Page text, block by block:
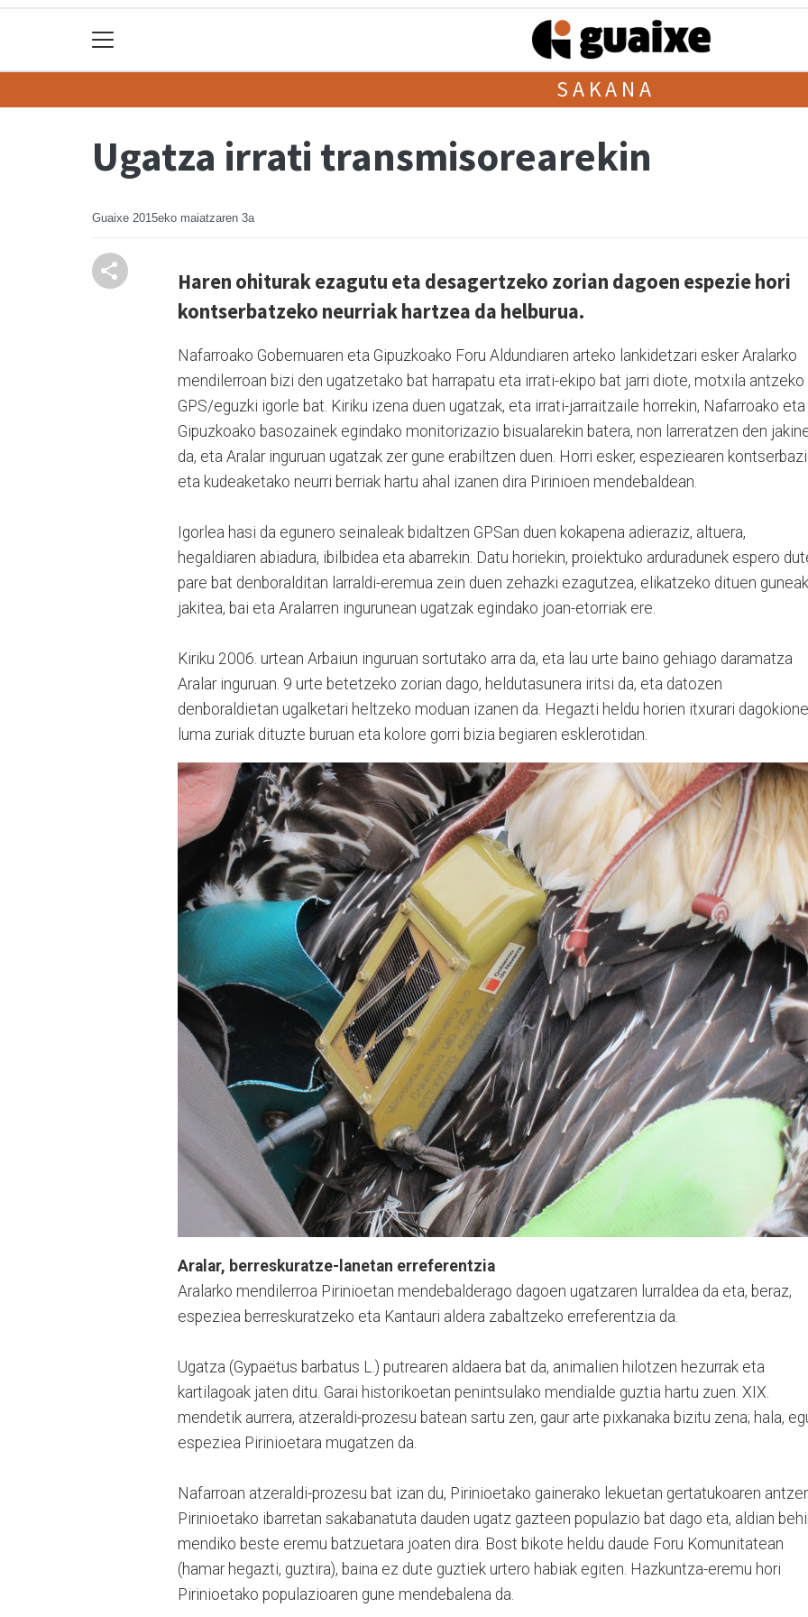
SAKANA
Ugatza irrati transmisorearekin
Guaixe 2015eko maiatzaren 3a
Haren ohiturak ezagutu eta desagertzeko zorian dagoen espezie hori
kontserbatzeko neurriak hartzea da helburua.
Nafarroako Gobernuaren eta Gipuzkoako Foru Aldundiaren arteko lankidetzari esker Aralarko
mendilerroan bizi den ugatzetako bat harrapatu eta irrati-ekipo bat jarri diote, motxila antzeko
GPS/eguzki igorle bat. Kiriku izena duen ugatzak, eta irrati-jarraitzaile horrekin, Nafarroako eta
Gipuzkoako basozainek egindako monitorizazio bisualarekin batera, non larreratzen den
da, eta Aralar inguruan ugatzak zer gune erabiltzen duen. Horri esker, espeziearen
eta kudeaketako neurri berriak hartu ahal izanen dira Pirinioen mendebaldean.
Igorlea hasi da egunero seinaleak bidaltzen GPSan duen kokapena adieraziz, altuera,
hegaldiaren abiadura, ibilbidea eta abarrekin. Datu horiekin, proiektuko arduradunek espero
pare bat denboralditan larraldi-eremua zein duen zehazki ezagutzea, elikatzeko dituen guneak
jakitea, bai eta Aralarren ingurunean ugatzak egindako joan-etorriak ere.
Kiriku 2006. urtean Arbaiun inguruan sortutako arra da, eta lau urte baino gehiago daramatza
Aralar inguruan. 9 urte betetzeko zorian dago, heldutasunera iritsi da, eta datozen
denboraldietan ugalketari heltzeko moduan izanen da. Hegazti heldu horien itxurari
luma zuriak dituzte buruan eta kolore gorri bizia begiaren esklerotidan.
Aralar, berreskuratze-lanetan erreferentzia
Aralarko mendilerroa Pirinioetan mendebalderago dagoen ugatzaren lurraldea da eta, beraz,
espeziea berreskuratzeko eta Kantauri aldera zabaltzeko erreferentzia da.
Ugatza (Gypaëtus barbatus L.) putrearen aldaera bat da, animalien hilotzen hezurrak eta
kartilagoak jaten ditu. Garai historikoetan penintsulako mendialde guztia hartu zuen. XIX.
mendetik aurrera, atzeraldi-prozesu batean sartu zen, gaur arte pixkanaka bizitu zena; hala,
espeziea Pirinioetara mugatzen da.
Nafarroan atzeraldi-prozesu bat izan du, Pirinioetako gainerako lekuetan gertatukoaren
Pirinioetako ibarretan sakabanatuta dauden ugatz gazteen populazio bat dago eta, aldian
mendiko beste eremu batzuetara joaten dira. Bost bikote heldu daude Foru Komunitatean
(hamar hegazti, guztira), baina ez dute guztiek urtero habiak egiten. Hazkuntza-eremu hori
Pirinioetako populazioaren gune mendebalena da.